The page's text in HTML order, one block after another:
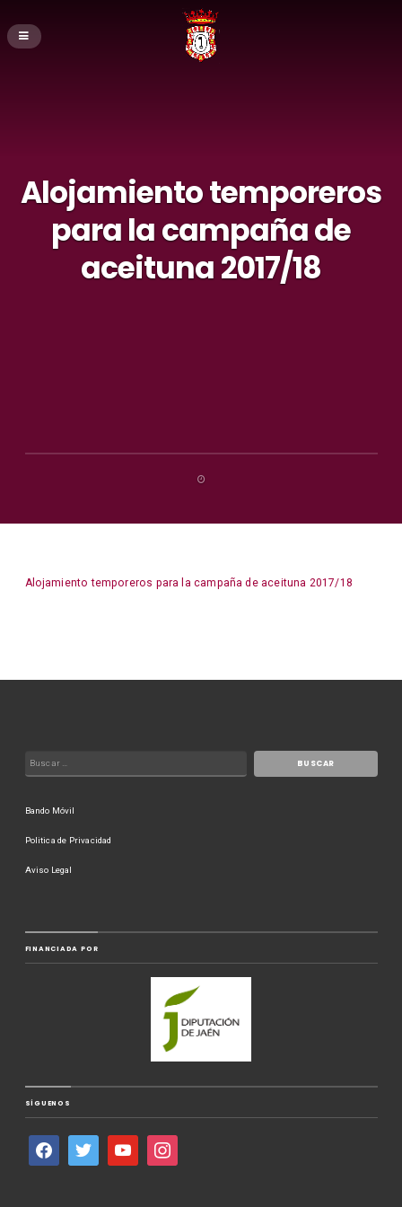
Alojamiento temporeros
para la campaña de
aceituna 2017/18
Alojamiento temporeros para la campaña de aceituna 2017/18
Bando Móvil
Politica de Privacidad
Aviso Legal
FINANCIADA POR
SÍGUENOS